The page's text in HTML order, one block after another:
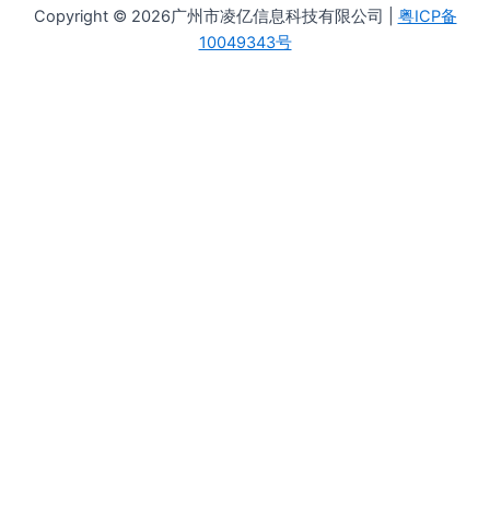
Copyright © 2026广州市凌亿信息科技有限公司 | 粤ICP备
10049343号